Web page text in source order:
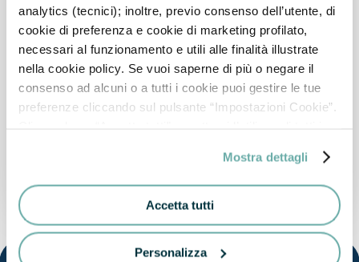
analytics (tecnici); inoltre, previo consenso dell’utente, di
cookie di preferenza e cookie di marketing profilato,
necessari al funzionamento e utili alle finalità illustrate
nella cookie policy. Se vuoi saperne di più o negare il
consenso ad alcuni o a tutti i cookie puoi gestire le tue
preferenze cliccando sul pulsante “Impostazioni Cookie”.
(ad eccezione dei cookie tecnici, in quanto strettamente
necessari, e dei cookie analytics) e continuare la
navigazione sul sito. Per maggiori informazioni sui cookie
che utilizziamo e, in generale, sul trattamento dei tuoi dati
personali, consulta la nostra Cookie Policy e la Privacy
Mostra dettagli
Accetta tutti
Personalizza